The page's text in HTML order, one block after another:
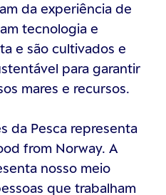
da experiência de
tecnologia e
e são cultivados e
para garantir
mares e recursos.
da Pesca representa
from Norway. A
nosso meio
que trabalham